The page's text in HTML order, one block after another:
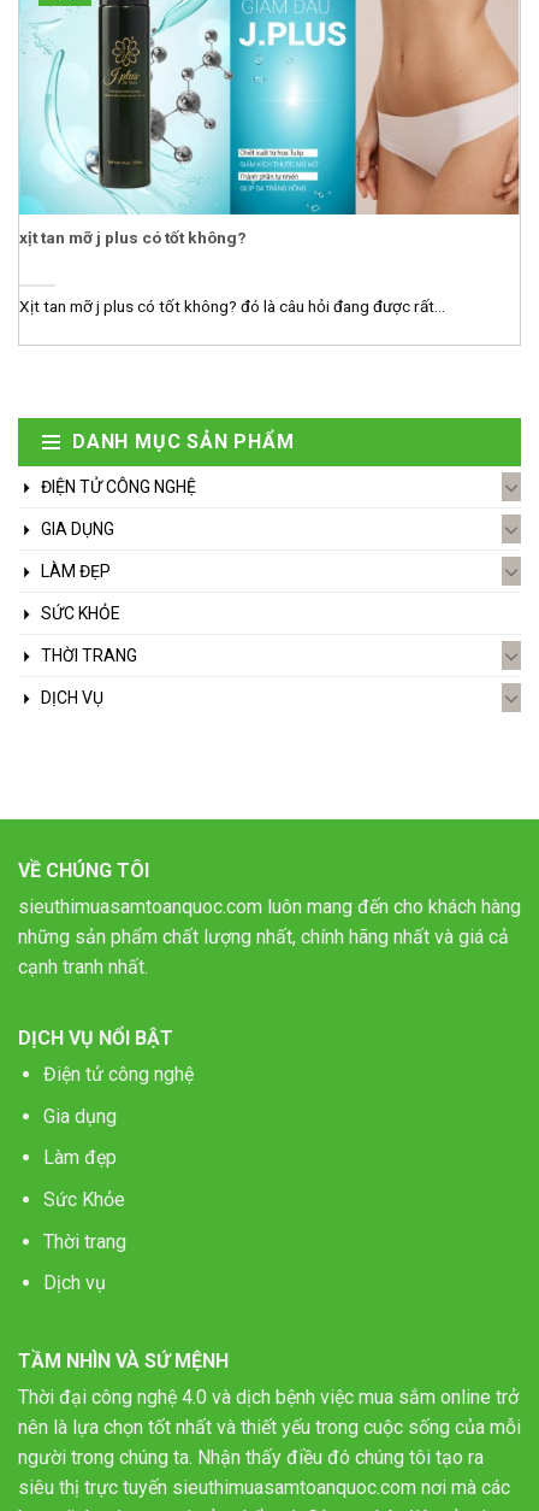
DANH MỤC SẢN PHẨM
ĐIỆN TỬ CÔNG NGHỆ
GIA DỤNG
LÀM ĐẸP
SỨC KHỎE
THỜI TRANG
DỊCH VỤ
xịt tan mỡ j plus có tốt không?
Xịt tan mỡ j plus có tốt không? đó là câu hỏi đang được rất...
VỀ CHÚNG TÔI
sieuthimuasamtoanquoc.com luôn mang đến cho khách hàng
những sản phẩm chất lượng nhất, chính hãng nhất và giá cả
cạnh tranh nhất.
DỊCH VỤ NỔI BẬT
Điện tử công nghệ
Gia dụng
Làm đẹp
Sức Khỏe
Thời trang
Dịch vụ
TẦM NHÌN VÀ SỨ MỆNH
Thời đại công nghệ 4.0 và dịch bệnh việc mua sắm online trở
nên là lựa chọn tốt nhất và thiết yếu trong cuộc sống của mỗi
người trong chúng ta. Nhận thấy điều đó chúng tôi tạo ra
siêu thị trực tuyến sieuthimuasamtoanquoc.com nơi mà các